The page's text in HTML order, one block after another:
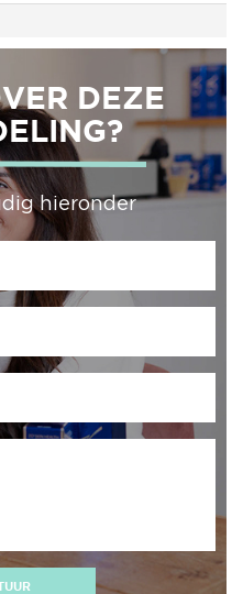
DEZE
hieronder